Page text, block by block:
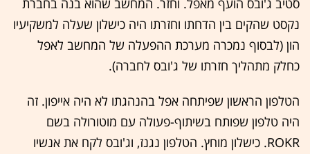
סטיב ג'ובס הועף מאפל. וחזר. המחשב שהוא בנה בחברת
נקסט שהקים בין הדחתו וחזרתו היה כישלון שעלה למשקיעיו
הון (לבסוף נמכרה מערכת ההפעלה של המחשב לאפל
כחלק מתהליך חזרתו של ג'ובס לחברה).
הטלפון הראשון שפיתחה אפל בהנהגתו לא היה אייפון. זה
היה טלפון שפותח בשיתוף-פעולה עם מוטורולה בשם
ROKR. כישלון מוחץ. הטלפון נגנז, וג'ובס לקח את אנשיו